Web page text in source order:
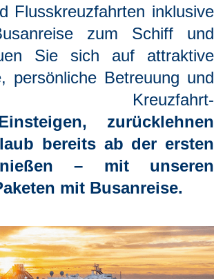
Flusskreuzfahrten inklusive
zum Schiff und
Sie sich auf attraktive
persönliche Betreuung und
Kreuzfahrt-
zurücklehnen
bereits ab der ersten
– mit unseren
mit Busanreise.